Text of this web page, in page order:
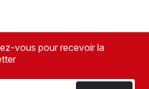
vous pour recevoir la